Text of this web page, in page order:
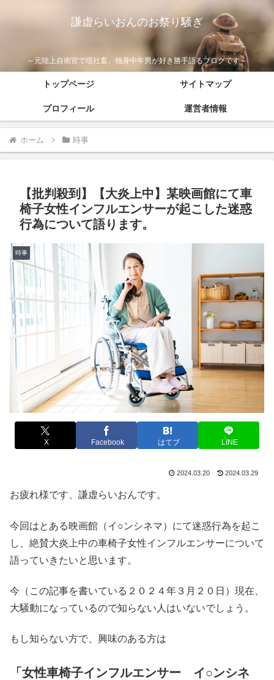
謙虚らいおんのお祭り騒ぎ
～元陸上自衛官で現社畜、独身中年男が好き勝手語るブログです～
トップページ サイトマップ
プロフィール 運営者情報
ホーム 時事
【批判殺到】【大炎上中】某映画館にて車
椅子女性インフルエンサーが起こした迷惑
行為について語ります。
時事
X Facebook はてブ LINE
2024.03.20 2024.03.29
お疲れ様です、謙虚らいおんです。
今回はとある映画館（イ○ンシネマ）にて迷惑行為を起こ
し、絶賛大炎上中の車椅子女性インフルエンサーについて
語っていきたいと思います。
今（この記事を書いている２０２４年３月２０日）現在、
大騒動になっているので知らない人はいないでしょう。
もし知らない方で、興味のある方は
「女性車椅子インフルエンサー イ○ンシネ